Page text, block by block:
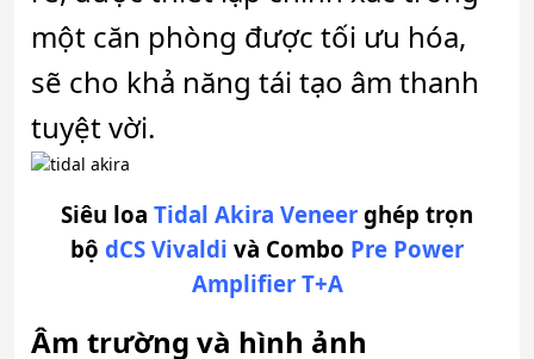
một căn phòng được tối ưu hóa,
sẽ cho khả năng tái tạo âm thanh
tuyệt vời.
Siêu loa Tidal Akira Veneer ghép trọn
bộ dCS Vivaldi và Combo Pre Power
Amplifier T+A
Âm trường và hình ảnh